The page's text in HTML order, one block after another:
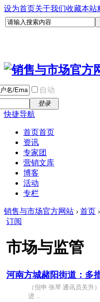
设为首页关于我们收藏本站
自动
登录
快捷导航
首页首页
资讯
专家团
营销文库
博客
活动
专栏
销售与市场官方网站 › 首页 ›
订阅
市场与监管
河南方城赭阳街道：多
（倪申 张琴 通讯员关
进 ...